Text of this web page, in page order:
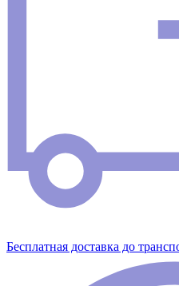
Бесплатная доставка до